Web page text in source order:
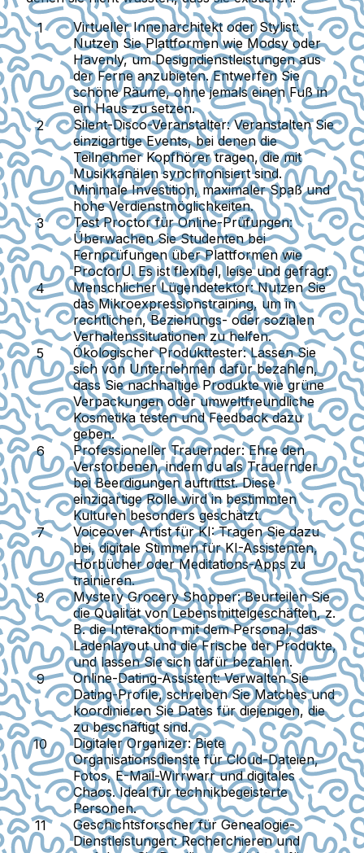
Virtueller Innenarchitekt oder Stylist:
Nutzen Sie Plattformen wie Modsy oder
Havenly, um Designdienstleistungen aus
der Ferne anzubieten. Entwerfen Sie
schöne Räume, ohne jemals einen Fuß in
ein Haus zu setzen.
Silent-Disco-Veranstalter:Veranstalten Sie
einzigartige Events, bei denen die
Teilnehmer Kopfhörer tragen, die mit
Musikkanälen synchronisiert sind.
Minimale Investition, maximaler Spaß und
hohe Verdienstmöglichkeiten.
Test Proctor für Online-Prüfungen:
Überwachen Sie Studenten bei
Fernprüfungen über Plattformen wie
ProctorU. Es ist flexibel, leise und gefragt.
Menschlicher Lügendetektor:Nutzen Sie
das Mikroexpressionstraining, um in
rechtlichen, Beziehungs- oder sozialen
Verhaltenssituationen zu helfen.
Ökologischer Produkttester:Lassen Sie
sich von Unternehmen dafür bezahlen,
dass Sie nachhaltige Produkte wie grüne
Verpackungen oder umweltfreundliche
Kosmetika testen und Feedback dazu
geben.
Professioneller Trauernder:Ehre den
Verstorbenen, indem du als Trauernder
bei Beerdigungen auftrittst. Diese
einzigartige Rolle wird in bestimmten
Kulturen besonders geschätzt.
Voiceover Artist für KI:Tragen Sie dazu
bei, digitale Stimmen für KI-Assistenten,
Hörbücher oder Meditations-Apps zu
trainieren.
Mystery Grocery Shopper:Beurteilen Sie
die Qualität von Lebensmittelgeschäften, z.
B. die Interaktion mit dem Personal, das
Ladenlayout und die Frische der Produkte,
und lassen Sie sich dafür bezahlen.
Online-Dating-Assistent:Verwalten Sie
Dating-Profile, schreiben Sie Matches und
koordinieren Sie Dates für diejenigen, die
zu beschäftigt sind.
Digitaler Organizer:Biete
Organisationsdienste für Cloud-Dateien,
Fotos, E-Mail-Wirrwarr und digitales
Chaos. Ideal für technikbegeisterte
Personen.
Geschichtsforscher für Genealogie-
Dienstleistungen:Recherchieren und